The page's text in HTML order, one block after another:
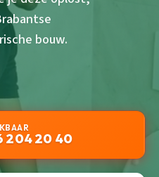
bouw.
204 20 40